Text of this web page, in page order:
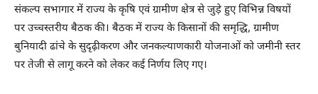
संकल्प सभागार में राज्य के कृषि एवं ग्रामीण क्षेत्र से जुड़े हुए विभिन्न विषयों
पर उच्चस्तरीय बैठक की। बैठक में राज्य के किसानों की समृद्धि, ग्रामीण
बुनियादी ढांचे के सुदृढ़ीकरण और जनकल्याणकारी योजनाओं को जमीनी स्तर
पर तेजी से लागू करने को लेकर कई निर्णय लिए गए।